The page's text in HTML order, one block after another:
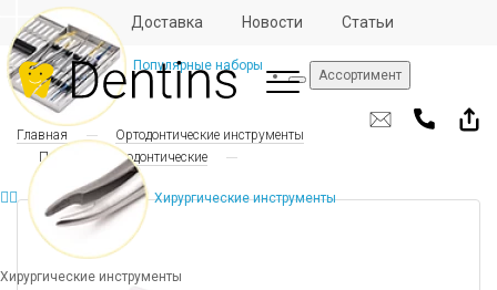
Отзывы Доставка Новости Статьи
Ассортимент
Популярные наборы
Хирургические инструменты
Хирургические инструменты
Главная
Ортодонтические инструменты
Подставки ортодонтические